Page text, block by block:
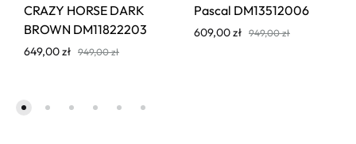
CRAZY HORSE DARK
BROWN DM11822203
649,00zł 949,00zł
Pascal DM13512006
609,00zł 949,00zł